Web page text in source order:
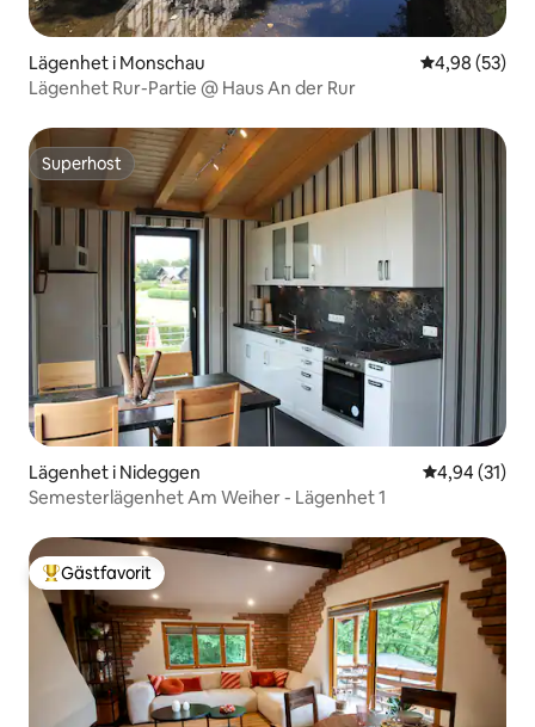
Lägenhet i Monschau 4,98 av 5 i
4,98 (53)
Lägenhet Rur-Partie @ Haus An der Rur
Superhost
Superhost
Lägenhet i Nideggen 4,94 av 5 i
4,94 (31)
Semesterlägenhet Am Weiher - Lägenhet 1
Populär gästfavorit
Gästfavorit